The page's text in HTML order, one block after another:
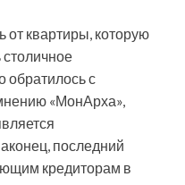
от квартиры, которую
обратилось с
«МонАрха»,
последний
кредиторам в